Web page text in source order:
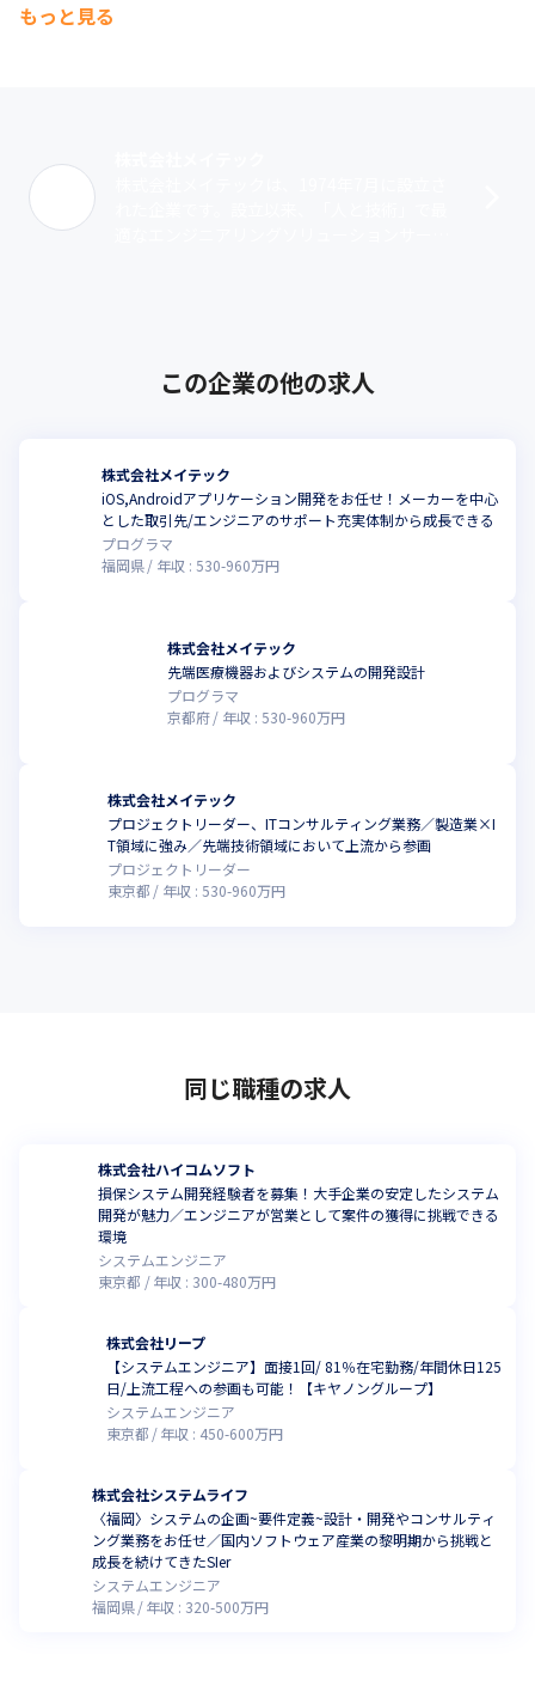
■技術力と人間力を支える教育体制
主導型」研修と、専門性の高いテーマやエリア特有の技術を習得
できる「自己啓発型」研修を提供することで、エンジニアのキャ
リアアップを支援しています。
もっと見る
この企業の他の求人
株式会社メイテック
iOS,Androidアプリケーション開発をお任せ！メーカーを中心
とした取引先/エンジニアのサポート充実体制から成長できる
プログラマ
福岡県
年収 : 530-960万円
株式会社メイテック
先端医療機器およびシステムの開発設計
プログラマ
京都府
年収 : 530-960万円
株式会社メイテック
プロジェクトリーダー、ITコンサルティング業務／製造業×I
T領域に強み／先端技術領域において上流から参画
プロジェクトリーダー
東京都
年収 : 530-960万円
同じ職種の求人
株式会社ハイコムソフト
損保システム開発経験者を募集！大手企業の安定したシステム
開発が魅力／エンジニアが営業として案件の獲得に挑戦できる
環境
システムエンジニア
東京都
年収 : 300-480万円
株式会社リープ
【システムエンジニア】面接1回/ 81％在宅勤務/年間休日125
日/上流工程への参画も可能！【キヤノングループ】
システムエンジニア
東京都
年収 : 450-600万円
株式会社システムライフ
〈福岡〉システムの企画~要件定義~設計・開発やコンサルティ
ング業務をお任せ／国内ソフトウェア産業の黎明期から挑戦と
成長を続けてきたSIer
システムエンジニア
福岡県
年収 : 320-500万円